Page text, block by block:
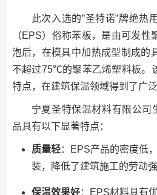
此次入选的”圣特诺”牌绝热
（EPS）俗称苯板，是由可发性
泡后，在模具中加热成型制成的
不超过75℃的聚苯乙烯塑料板。
特点，在建筑保温领域得到了广泛
宁夏圣特保温材料有限公司
品具有以下显著特点：
质量轻：EPS产品的密度低
装，降低了建筑施工的劳动强
保温效果好：EPS材料具有